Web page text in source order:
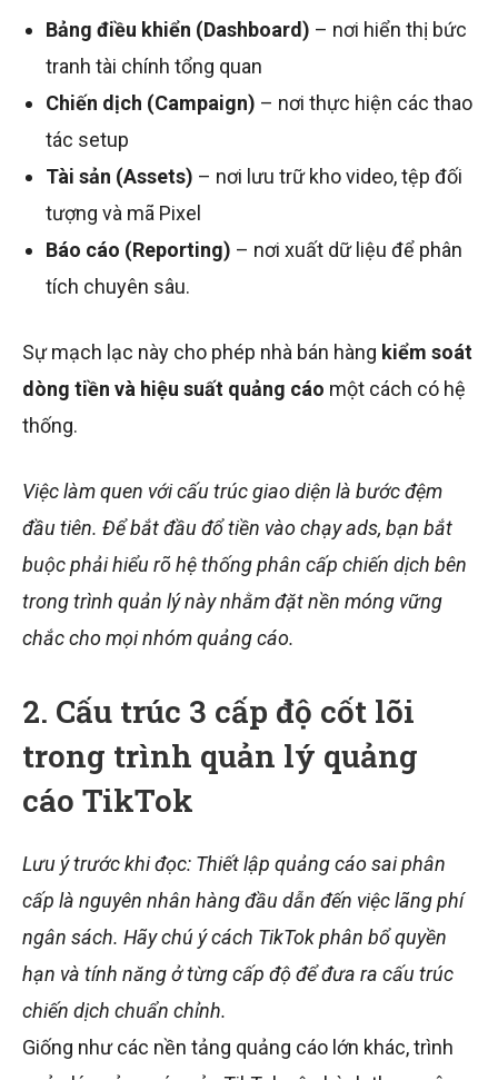
Bảng điều khiển (Dashboard) – nơi hiển thị bức
tranh tài chính tổng quan
Chiến dịch (Campaign) – nơi thực hiện các thao
tác setup
Tài sản (Assets) – nơi lưu trữ kho video, tệp đối
tượng và mã Pixel
Báo cáo (Reporting) – nơi xuất dữ liệu để phân
tích chuyên sâu.
Sự mạch lạc này cho phép nhà bán hàng kiểm soát
dòng tiền và hiệu suất quảng cáo một cách có hệ
thống.
Việc làm quen với cấu trúc giao diện là bước đệm
đầu tiên. Để bắt đầu đổ tiền vào chạy ads, bạn bắt
buộc phải hiểu rõ hệ thống phân cấp chiến dịch bên
trong trình quản lý này nhằm đặt nền móng vững
chắc cho mọi nhóm quảng cáo.
2. Cấu trúc 3 cấp độ cốt lõi
trong trình quản lý quảng
cáo TikTok
Lưu ý trước khi đọc: Thiết lập quảng cáo sai phân
cấp là nguyên nhân hàng đầu dẫn đến việc lãng phí
ngân sách. Hãy chú ý cách TikTok phân bổ quyền
hạn và tính năng ở từng cấp độ để đưa ra cấu trúc
chiến dịch chuẩn chỉnh.
Giống như các nền tảng quảng cáo lớn khác, trình